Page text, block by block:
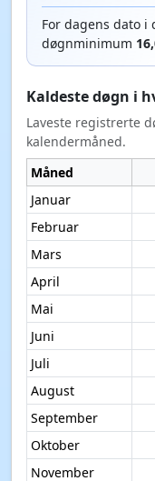
For dagens dato i
døgnminimum
Kaldeste døgn i
Laveste registrerte
kalendermåned.
Måned
Januar
Februar
Mars
April
Mai
Juni
Juli
August
September
Oktober
November